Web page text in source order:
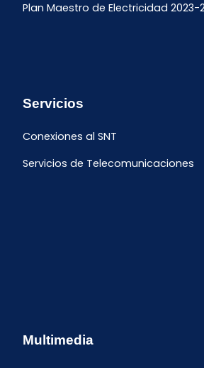
Plan Maestro de Electricidad 2023-
Servicios
Conexiones al SNT
Servicios de Telecomunicaciones
Multimedia